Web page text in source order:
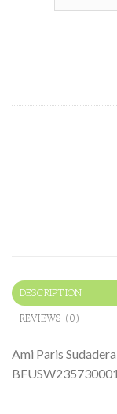
DESCRIPTION
REVIEWS (0)
Ami Paris
BFUSW235730001